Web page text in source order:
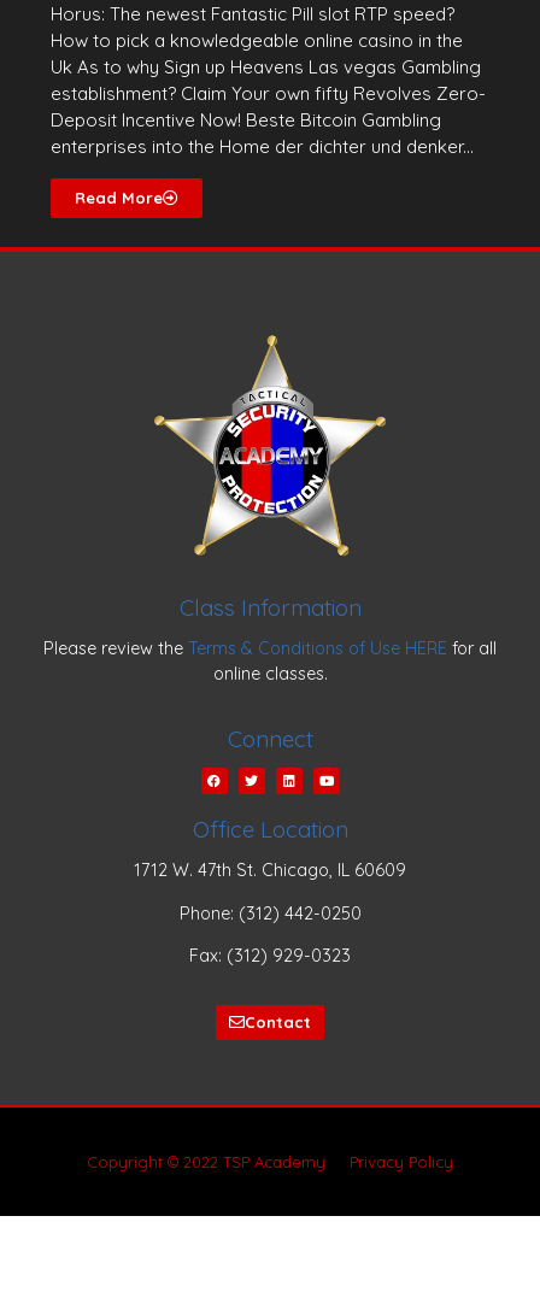
Horus: The newest Fantastic Pill slot RTP speed?
How to pick a knowledgeable online casino in the
Uk As to why Sign up Heavens Las vegas Gambling
establishment? Claim Your own fifty Revolves Zero-
Deposit Incentive Now! Beste Bitcoin Gambling
enterprises into the Home der dichter und denker...
Read More
Class Information
Please review the Terms & Conditions of Use HERE for all
online classes.
Connect
Office Location
1712 W. 47th St. Chicago, IL 60609
Phone: (312) 442-0250
Fax: (312) 929-0323
Contact
Copyright © 2022 TSP Academy Privacy Policy